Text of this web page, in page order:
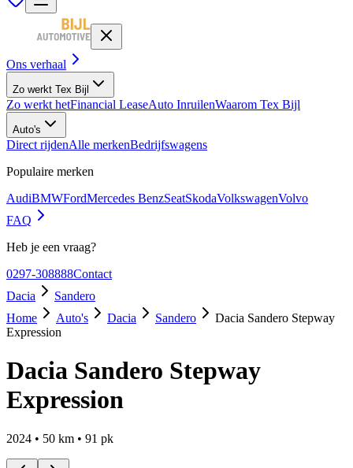
Ons verhaal
Zo werkt Tex Bijl
Zo werkt hetFinancial LeaseAuto InruilenWaarom Tex Bijl
Auto's
Direct rijdenAlle merkenBedrijfswagens
Populaire merken
AudiBMWFordMercedes BenzSeatSkodaVolkswagenVolvo
FAQ
Heb je een vraag?
0297-308888Contact
Dacia
Sandero
Home
Auto's Dacia Sandero
Dacia Sandero Stepway
Expression
Dacia Sandero Stepway
Expression
2024 • 50 km • 91 pk